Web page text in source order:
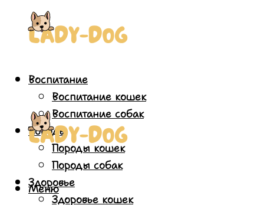
Воспитание
Воспитание кошек
Воспитание собак
Породы
Породы кошек
Породы собак
Здоровье
Здоровье кошек
Меню